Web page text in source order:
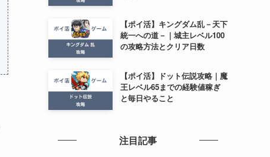
【ポイ活】キングダム乱－天下
統一への道－｜城主レベル100
の攻略方法とクリア日数
【ポイ活】ドット伝説攻略｜魔
王レベル65までの経験値稼ぎ
と毎日やること
注目記事